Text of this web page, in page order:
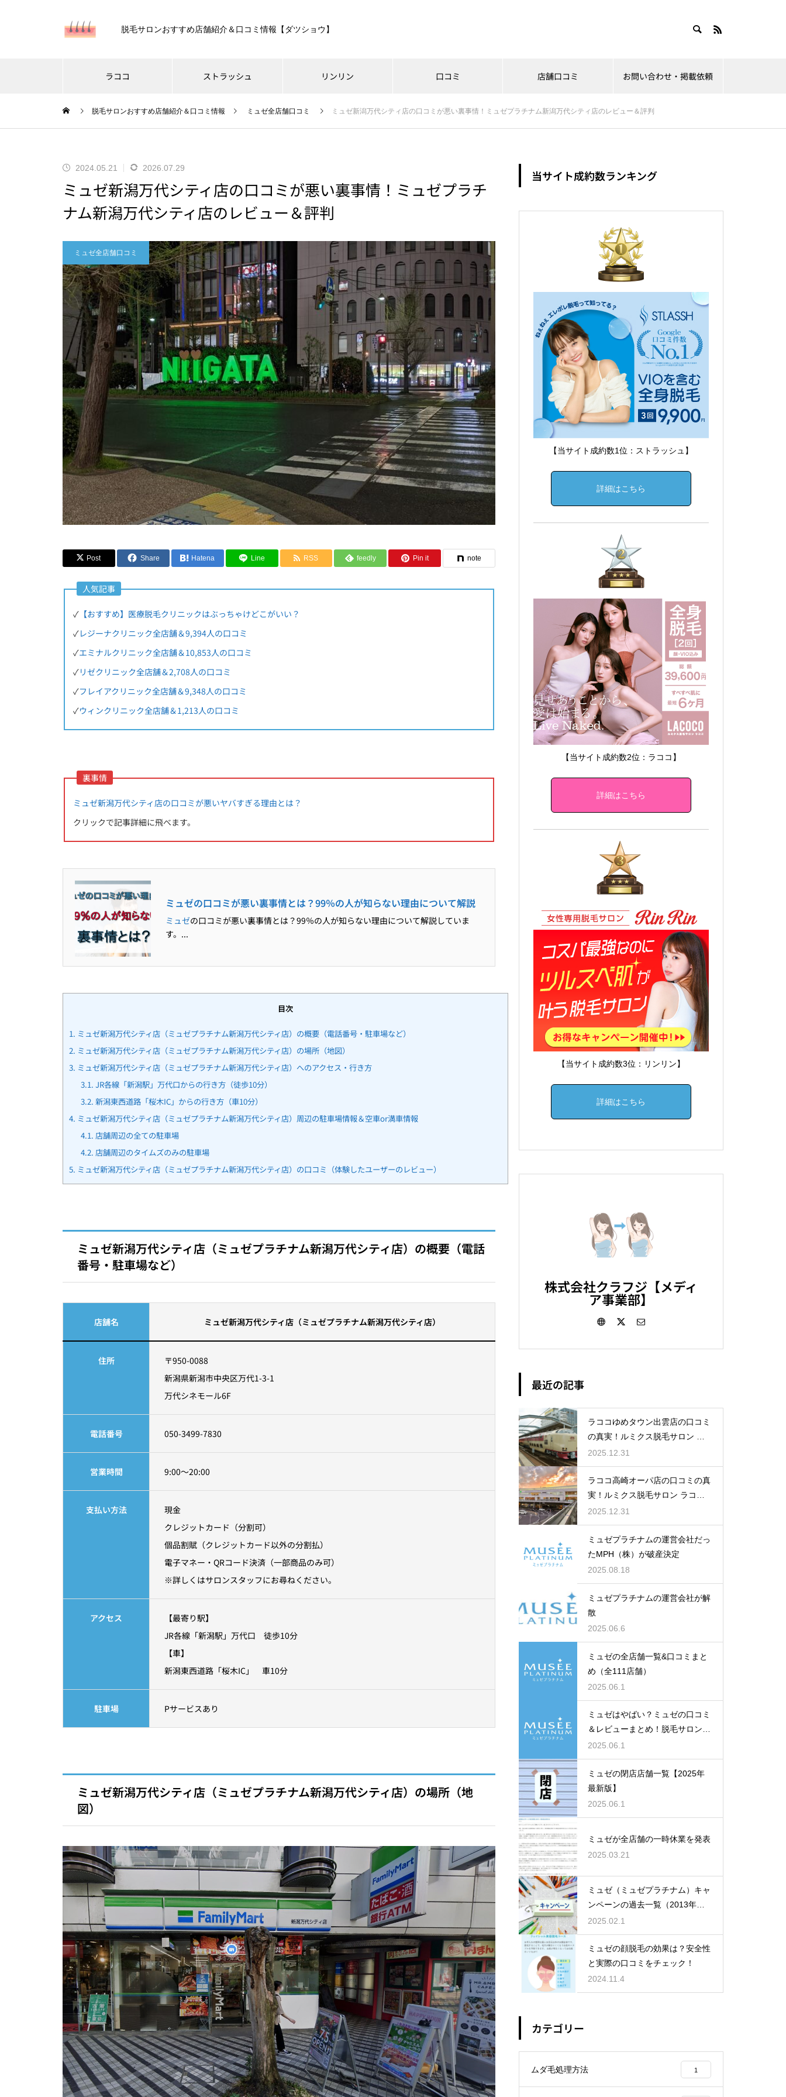
脱毛サロンおすすめ店舗紹介＆口コミ情報【ダツショウ】
ラココ ストラッシュ リンリン 口コミ 店舗口コミ お問い合わせ・掲載依頼
脱毛サロンおすすめ店舗紹介＆口コミ情報 ミュゼ全店舗口コミ ミュゼ新潟万代シティ店の口コミが悪い裏事情！ミュゼプラチナム新潟万代シティ店のレビュー＆評判
2024.05.21 2026.07.29
ミュゼ新潟万代シティ店の口コミが悪い裏事情！ミュゼプラチ
ナム新潟万代シティ店のレビュー＆評判
ミュゼ全店舗口コミ
Post Share Hatena Line RSS feedly Pin it note
人気記事
✓ 【おすすめ】医療脱毛クリニックはぶっちゃけどこがいい？
✓レジーナクリニック全店舗＆9,394人の口コミ
✓エミナルクリニック全店舗＆10,853人の口コミ
✓リゼクリニック全店舗＆2,708人の口コミ
✓フレイアクリニック全店舗＆9,348人の口コミ
✓ウィンクリニック全店舗＆1,213人の口コミ
裏事情
ミュゼ新潟万代シティ店の口コミが悪いヤバすぎる理由とは？
クリックで記事詳細に飛べます。
ミュゼの口コミが悪い裏事情とは？99％の人が知らない理由について解説
ミュゼの口コミが悪い裏事情とは？99％の人が知らない理由について解説していま
す。...
目次
1. ミュゼ新潟万代シティ店（ミュゼプラチナム新潟万代シティ店）の概要（電話番号・駐車場など）
2. ミュゼ新潟万代シティ店（ミュゼプラチナム新潟万代シティ店）の場所（地図）
3. ミュゼ新潟万代シティ店（ミュゼプラチナム新潟万代シティ店）へのアクセス・行き方
3.1. JR各線「新潟駅」万代口からの行き方（徒歩10分）
3.2. 新潟東西道路「桜木IC」からの行き方（車10分）
4. ミュゼ新潟万代シティ店（ミュゼプラチナム新潟万代シティ店）周辺の駐車場情報＆空車or満車情報
4.1. 店舗周辺の全ての駐車場
4.2. 店舗周辺のタイムズのみの駐車場
5. ミュゼ新潟万代シティ店（ミュゼプラチナム新潟万代シティ店）の口コミ（体験したユーザーのレビュー）
ミュゼ新潟万代シティ店（ミュゼプラチナム新潟万代シティ店）の概要（電話
番号・駐車場など）
店舗名 ミュゼ新潟万代シティ店（ミュゼプラチナム新潟万代シティ店）
住所
〒950-0088
新潟県新潟市中央区万代1-3-1
万代シネモール6F
電話番号 050-3499-7830
営業時間 9:00～20:00
支払い方法
現金
クレジットカード（分割可）
個品割賦（クレジットカード以外の分割払）
電子マネー・QRコード決済（一部商品のみ可）
※詳しくはサロンスタッフにお尋ねください。
アクセス
【最寄り駅】
JR各線「新潟駅」万代口 徒歩10分
【車】
新潟東西道路「桜木IC」 車10分
駐車場 Pサービスあり
ミュゼ新潟万代シティ店（ミュゼプラチナム新潟万代シティ店）の場所（地
図）
当サイト成約数ランキング
【当サイト成約数1位：ストラッシュ】
詳細はこちら
【当サイト成約数2位：ラココ】
詳細はこちら
【当サイト成約数3位：リンリン】
詳細はこちら
株式会社クラフジ【メディ
ア事業部】
最近の記事
ラココゆめタウン出雲店の口コミ
の真実！ルミクス脱毛サロン ラ
ココゆめタウン出雲店のレビュー
＆評判
2025.12.31
ラココ高崎オーパ店の口コミの真
実！ルミクス脱毛サロン ラココ
高崎オーパ店のレビュー＆評判
2025.12.31
ミュゼプラチナムの運営会社だっ
たMPH（株）が破産決定
2025.08.18
ミュゼプラチナムの運営会社が解
散
2025.06.6
ミュゼの全店舗一覧&口コミまと
め（全111店舗）
2025.06.1
ミュゼはやばい？ミュゼの口コミ
＆レビューまとめ！脱毛サロン
「ミュゼプラチナム」のレビュー
＆評価の真実とは？【各店舗口コ
ミ一覧】
2025.06.1
ミュゼの閉店店舗一覧【2025年
最新版】
2025.06.1
ミュゼが全店舗の一時休業を発表
2025.03.21
ミュゼ（ミュゼプラチナム）キャ
ンペーンの過去一覧（2013年～2
025年全掲載）
2025.02.1
ミュゼの顔脱毛の効果は？安全性
と実際の口コミをチェック！
2024.11.4
カテゴリー
ムダ毛処理方法 1